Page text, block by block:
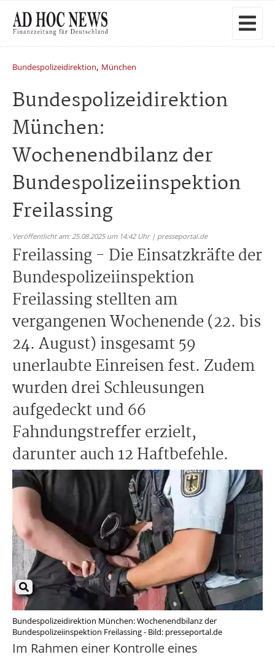
Bundespolizeidirektion, München
Bundespolizeidirektion
München:
Wochenendbilanz der
Bundespolizeiinspektion
Freilassing
Veröffentlicht am: 25.08.2025 um 14:42 Uhr | presseportal.de
Freilassing - Die Einsatzkräfte der
Bundespolizeiinspektion
Freilassing stellten am
vergangenen Wochenende (22. bis
24. August) insgesamt 59
unerlaubte Einreisen fest. Zudem
wurden drei Schleusungen
aufgedeckt und 66
Fahndungstreffer erzielt,
darunter auch 12 Haftbefehle.
Bundespolizeidirektion München: Wochenendbilanz der
Bundespolizeiinspektion Freilassing - Bild: presseportal.de
Im Rahmen einer Kontrolle eines